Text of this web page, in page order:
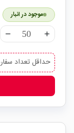
موجود در انبار
remove add
حداقل تعداد سفارش